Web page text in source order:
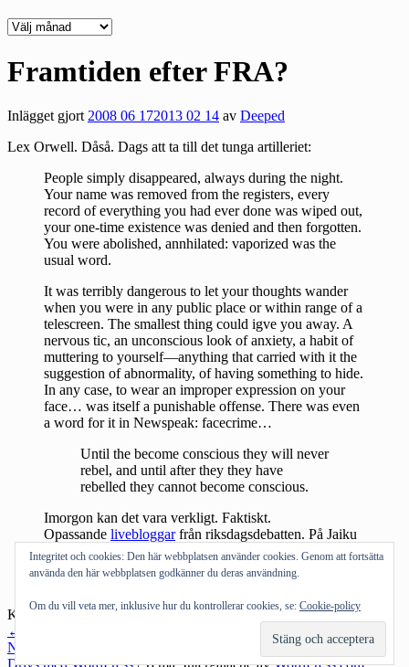
Deepedition
Framtiden efter FRA?
Inlägget gjort2008 06 172013 02 14 av Deeped
Lex Orwell. Dåså. Dags att ta till det tunga artilleriet:
People simply disappeared, always during the night.
Your name was removed from the registers, every
record of everything you had ever done was wiped out,
your one-time existence was denied and then forgotten.
You were abolished, annhilated: vaporized was the
usual word.
It was terribly dangerous to let your thoughts wander
when you were in any public place or within range of a
telescreen. The smallest thing could igve you away. A
nervous tic, an unconscious look of anxiety, a habit of
muttering to yourself—anything that carried with it the
suggestion of abnormality, of having something to hide.
In any case, to wear an improper expression on your
face… was itself a punishable offense. There was even
a word for it in Newspeak: facecrime…
Until the become conscious they will never
rebel, and until after they they have
rebelled they cannot become conscious.
Imorgon kan det vara verkligt. Faktiskt.
Opassande livebloggarfrån riksdagsdebatten. På Jaiku
sker livediskussionenhär.
Andra bloggar om:FRA,lagen,1984,
Kategorier:Allmänt tyckande
Inläggsnavigering
←
Nästa inlägg
Integritet och cookies: Den här webbplatsen använder cookies. Genom att fortsätta
använda den här webbplatsen godkänner du deras användning.
Om du vill veta mer, inklusive hur du kontrollerar cookies, se: Cookie-policy